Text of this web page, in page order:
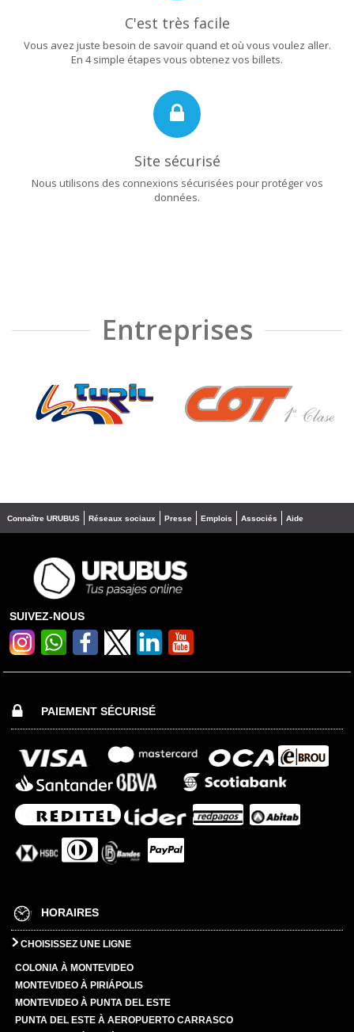
C'est très facile
Vous avez juste besoin de savoir quand et où vous voulez aller.
En 4 simple étapes vous obtenez vos billets.
Site sécurisé
Nous utilisons des connexions sécurisées pour protéger vos
données.
Entreprises
❮ ❯
Connaître URUBUS Réseaux sociaux Presse Emplois Associés Aide
SUIVEZ-NOUS
PAIEMENT SÉCURISÉ
HORAIRES
CHOISISSEZ UNE LIGNE
COLONIA À MONTEVIDEO
MONTEVIDEO À PIRIÁPOLIS
MONTEVIDEO À PUNTA DEL ESTE
PUNTA DEL ESTE À AEROPUERTO CARRASCO